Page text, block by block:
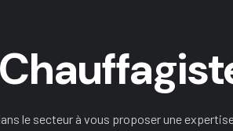
le secteur à vous proposer une